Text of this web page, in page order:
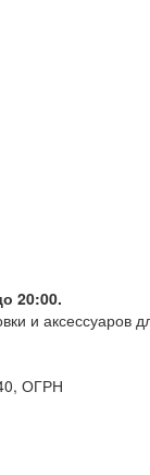
20:00.
и аксессуаров
ОГРН